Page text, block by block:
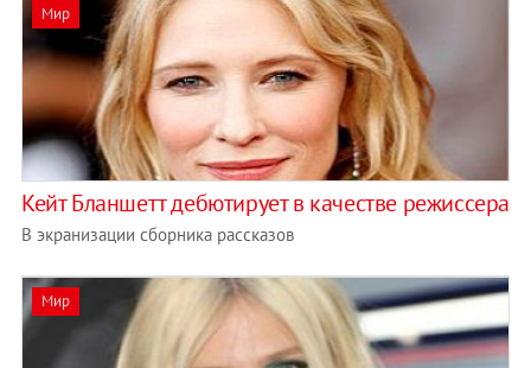
Мир
Кейт Бланшетт дебютирует в качестве режиссера
В экранизации сборника рассказов
Мир